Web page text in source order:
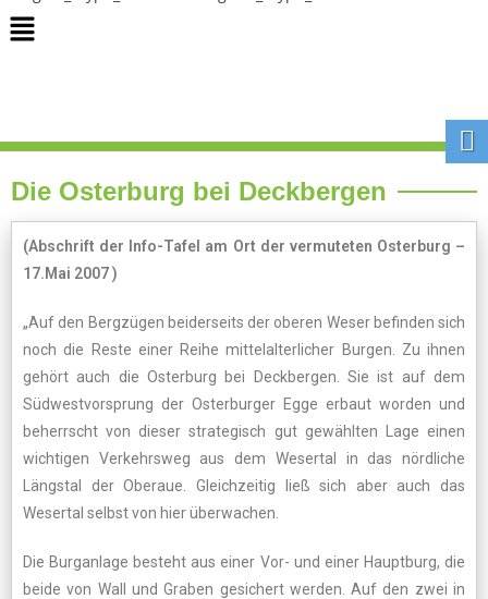
Die Osterburg bei Deckbergen
(Abschrift der Info-Tafel am Ort der vermuteten Osterburg –
17.Mai 2007 )
„Auf den Bergzügen beiderseits der oberen Weser befinden sich
noch die Reste einer Reihe mittelalterlicher Burgen. Zu ihnen
gehört auch die Osterburg bei Deckbergen. Sie ist auf dem
Südwestvorsprung der Osterburger Egge erbaut worden und
beherrscht von dieser strategisch gut gewählten Lage einen
wichtigen Verkehrsweg aus dem Wesertal in das nördliche
Längstal der Oberaue. Gleichzeitig ließ sich aber auch das
Wesertal selbst von hier überwachen.
Die Burganlage besteht aus einer Vor- und einer Hauptburg, die
beide von Wall und Graben gesichert werden. Auf den zwei in